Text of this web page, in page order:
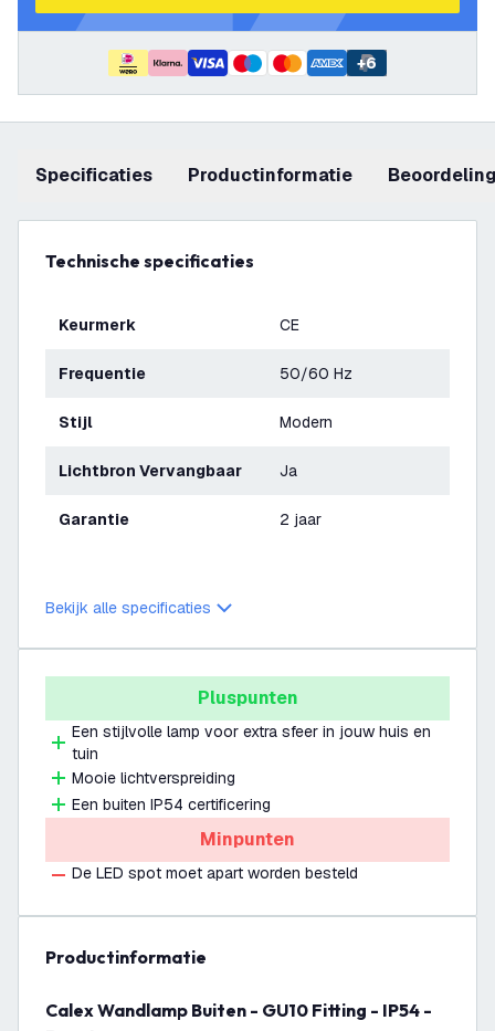
+6
Specificaties productinformatie
Technische specificaties
Keurmerk CE
Frequentie 50/60 Hz
Stijl Modern
Lichtbron Vervangbaar Ja
Garantie 2 jaar
Bekijk alle specificaties
Pluspunten
Een stijlvolle lamp voor extra sfeer in jouw huis en
tuin
Mooie lichtverspreiding
Een buiten IP54 certificering
Minpunten
De LED spot moet apart worden besteld
productinformatie
Calex Wandlamp Buiten - GU10 Fitting - IP54 -